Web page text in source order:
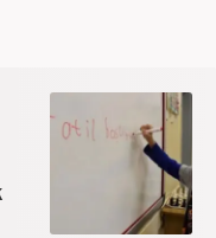
2021'den bu yana
yapmaktadır.